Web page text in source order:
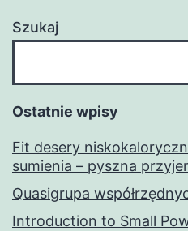
Szukaj
Ostatnie wpisy
Fit desery
sumienia – pyszna
Quasigrupa
Introduction to Small